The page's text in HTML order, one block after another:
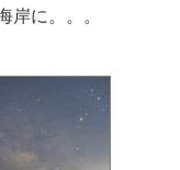
岸に。。。